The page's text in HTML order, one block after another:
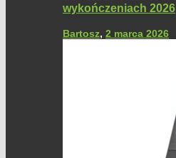
wykończeniach 2026
Bartosz, 2 marca 2026